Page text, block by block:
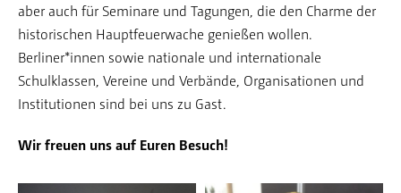
aber auch für Seminare und Tagungen, die den Charme der
historischen Hauptfeuerwache genießen wollen.
Berliner*innen sowie nationale und internationale
Schulklassen, Vereine und Verbände, Organisationen und
Institutionen sind bei uns zu Gast.
Wir freuen uns auf Euren Besuch!